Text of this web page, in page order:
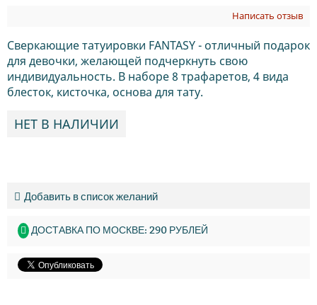
Написать отзыв
Сверкающие татуировки FANTASY - отличный подарок
для девочки, желающей подчеркнуть свою
индивидуальность. В наборе 8 трафаретов, 4 вида
блесток, кисточка, основа для тату.
НЕТ В НАЛИЧИИ
Добавить в список желаний
ДОСТАВКА ПО МОСКВЕ: 290 РУБЛЕЙ